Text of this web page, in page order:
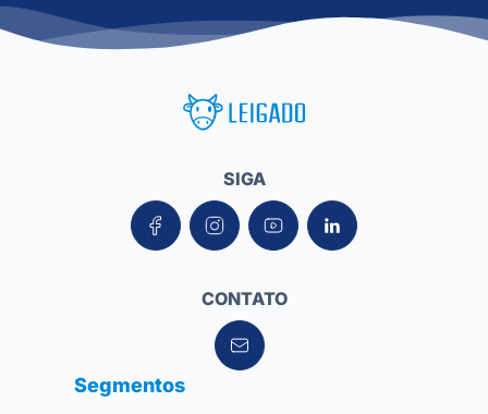
Leigado Tecnologia para Pecuária
SIGA
CONTATO
Segmentos